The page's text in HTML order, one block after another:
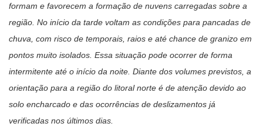
formam e favorecem a formação de nuvens carregadas sobre a
região. No início da tarde voltam as condições para pancadas de
chuva, com risco de temporais, raios e até chance de granizo em
pontos muito isolados. Essa situação pode ocorrer de forma
intermitente até o início da noite. Diante dos volumes previstos, a
orientação para a região do litoral norte é de atenção devido ao
solo encharcado e das ocorrências de deslizamentos já
verificadas nos últimos dias.